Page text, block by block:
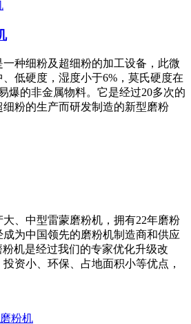
种细粉及超细粉的加工设备，此微
低硬度，湿度小于6%，莫氏硬度在
爆的非金属物料。它是经过20多次的
粉的生产而研发制造的新型磨粉
、中型雷蒙磨粉机，拥有22年磨粉
为中国领先的磨粉机制造商和供应
机是经过我们的专家优化升级改
资小、环保、占地面积小等优点，